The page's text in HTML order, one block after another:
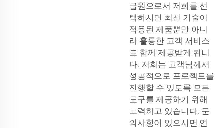
급원으로서 저희를 선
택하시면 최신 기술이
적용된 제품뿐만 아니
라 훌륭한 고객 서비스
도 함께 제공받게 됩니
다. 저희는 고객님께서
성공적으로 프로젝트를
진행할 수 있도록 모든
도구를 제공하기 위해
노력하고 있습니다. 문
의사항이 있으시면 언